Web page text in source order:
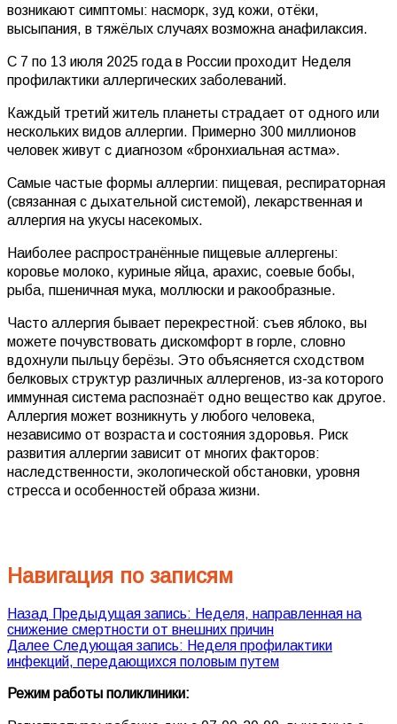
возникают симптомы: насморк, зуд кожи, отёки,
высыпания, в тяжёлых случаях возможна анафилаксия.
С 7 по 13 июля 2025 года в России проходит Неделя
профилактики аллергических заболеваний.
Каждый третий житель планеты страдает от одного или
нескольких видов аллергии. Примерно 300 миллионов
человек живут с диагнозом «бронхиальная астма».
Самые частые формы аллергии: пищевая, респираторная
(связанная с дыхательной системой), лекарственная и
аллергия на укусы насекомых.
Наиболее распространённые пищевые аллергены:
коровье молоко, куриные яйца, арахис, соевые бобы,
рыба, пшеничная мука, моллюски и ракообразные.
Часто аллергия бывает перекрестной: съев яблоко, вы
можете почувствовать дискомфорт в горле, словно
вдохнули пыльцу берёзы. Это объясняется сходством
белковых структур различных аллергенов, из-за которого
иммунная система распознаёт одно вещество как другое.
Аллергия может возникнуть у любого человека,
независимо от возраста и состояния здоровья. Риск
развития аллергии зависит от многих факторов:
наследственности, экологической обстановки, уровня
стресса и особенностей образа жизни.
Навигация по записям
Назад Предыдущая запись: Неделя, направленная на
снижение смертности от внешних причин
Далее Следующая запись: Неделя профилактики
инфекций, передающихся половым путем
Режим работы поликлиники: